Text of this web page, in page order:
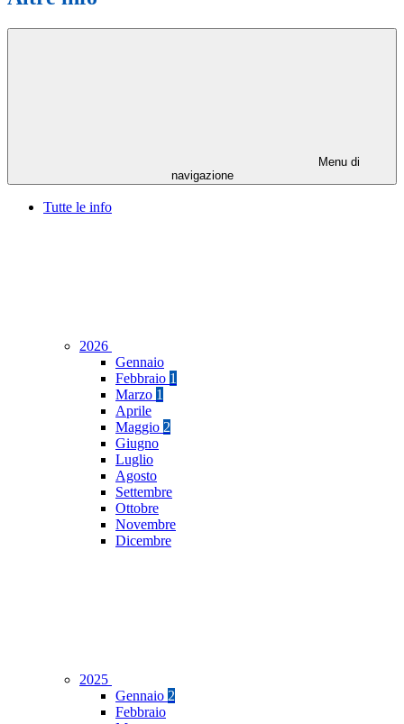
Menu di
navigazione
Tutte le info
2026
Gennaio
Febbraio 1
Marzo 1
Aprile
Maggio 2
Giugno
Luglio
Agosto
Settembre
Ottobre
Novembre
Dicembre
2025
Gennaio 2
Febbraio